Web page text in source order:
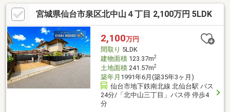
ださい。□■――――――――――――□■ 物件のポイントはココ！
☆SIC・WICなど収納充実！☆小中学校徒歩約１０分圏内☆敷地面
積５０坪超え□■―――――――――――――□■ アルココのお客様へ
のお約束□お客様へ付加価値をつけたご提案を目指しておりま
す。□お引渡し後も真心を込めてサポートいたします。□店舗前の
駐車場ご利用可能です。
宮城県仙台市泉区北中山４丁目 2,100万円 5LDK
2,100万円
間取り 5LDK
建物面積123.37m2
土地面積241.57m2
築年月 1991年6月(築35年3ヶ月)
仙台市地下鉄南北線 北仙台駅 バス
24分/「北中山三丁目」バス停 停歩4
分